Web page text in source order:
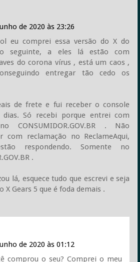
de 2020 às 23:26
eu comprei essa versão do X do
seguinte, a eles lá estão com
do corona vírus , está um caos ,
entregar tão cedo os
de frete e fui receber o console
dias. Só recebi porque entrei com
CONSUMIDOR.GOV.BR . Não
com reclamação no ReclameAqui,
respondendo. Somente no
.
lá, esquece tudo que escrevi e seja
X Gears 5 que é foda demais .
de 2020 às 01:12
comprou o seu? Comprei o meu